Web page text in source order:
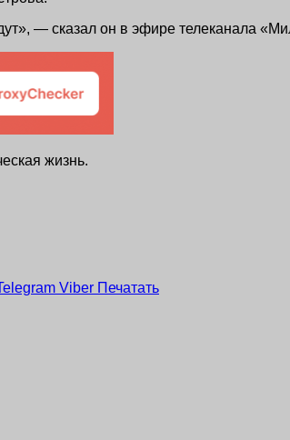
— сказал он в эфире телеканала
жизнь.
Viber Печатать